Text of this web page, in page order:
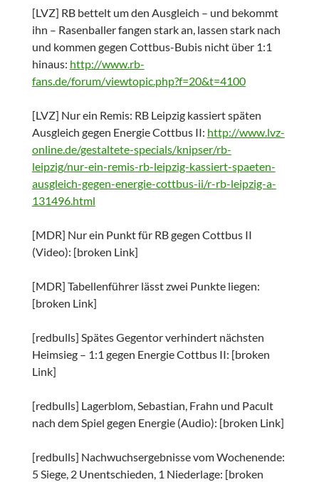
[LVZ] RB bettelt um den Ausgleich – und bekommt
ihn – Rasenballer fangen stark an, lassen stark nach
und kommen gegen Cottbus-Bubis nicht über 1:1
hinaus: http://www.rb-
fans.de/forum/viewtopic.php?f=20&t=4100
[LVZ] Nur ein Remis: RB Leipzig kassiert späten
Ausgleich gegen Energie Cottbus II: http://www.lvz-
online.de/gestaltete-specials/knipser/rb-
leipzig/nur-ein-remis-rb-leipzig-kassiert-spaeten-
ausgleich-gegen-energie-cottbus-ii/r-rb-leipzig-a-
131496.html
[MDR] Nur ein Punkt für RB gegen Cottbus II
(Video): [broken Link]
[MDR] Tabellenführer lässt zwei Punkte liegen:
[broken Link]
[redbulls] Spätes Gegentor verhindert nächsten
Heimsieg – 1:1 gegen Energie Cottbus II: [broken
Link]
[redbulls] Lagerblom, Sebastian, Frahn und Pacult
nach dem Spiel gegen Energie (Audio): [broken Link]
[redbulls] Nachwuchsergebnisse vom Wochenende:
5 Siege, 2 Unentschieden, 1 Niederlage: [broken